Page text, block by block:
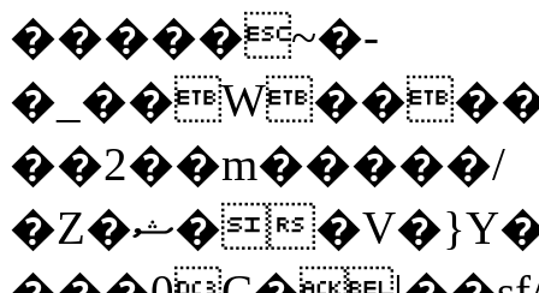
�����~�-
��2��m�����/
�Z�ޝ��V�}Y�I�ծ�O�����S��]z��w��7�޷�����h���u��7w.ϻ���8X��ͮ�����W�dm�Jߜ��q/>?